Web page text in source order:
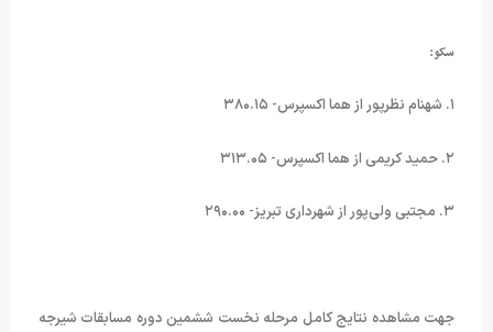
سکو:
۲. حمید کریمی از هما اکسپرس- ۳۱۳.۰۵
۳. مجتبی ولی‌پور از شهرداری تبریز- ۲۹۰.۰۰
جهت مشاهده نتایج کامل مرحله نخست ششمین دوره مسابقات شیرجه